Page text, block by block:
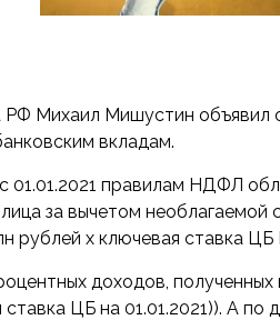
РФ Михаил Мишустин
вкладам.
правилам НДФЛ
за вычетом
рублей х ключевая ставка
доходов,
ставка ЦБ на 01.01.2021)). А